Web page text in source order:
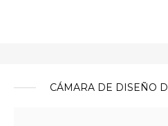
CÁMARA DE DISEÑO